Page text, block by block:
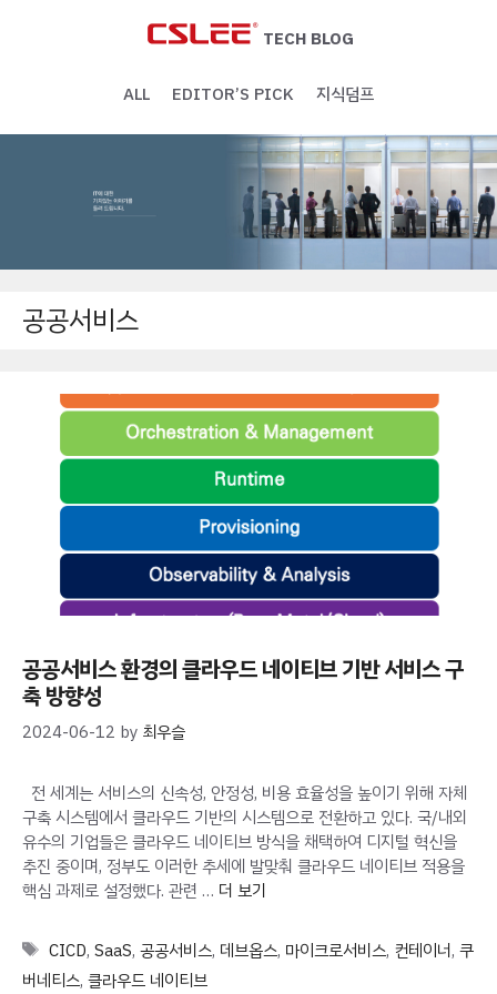
TECH BLOG
ALL EDITOR’S PICK 지식덤프
공공서비스
공공서비스 환경의 클라우드 네이티브 기반 서비스 구
축 방향성
2024-06-12 by 최우슬
전 세계는 서비스의 신속성, 안정성, 비용 효율성을 높이기 위해 자체
구축 시스템에서 클라우드 기반의 시스템으로 전환하고 있다. 국/내외
유수의 기업들은 클라우드 네이티브 방식을 채택하여 디지털 혁신을
추진 중이며, 정부도 이러한 추세에 발맞춰 클라우드 네이티브 적용을
핵심 과제로 설정했다. 관련 … 더 보기
Tags
CICD, SaaS, 공공서비스, 데브옵스, 마이크로서비스, 컨테이너, 쿠
버네티스, 클라우드 네이티브